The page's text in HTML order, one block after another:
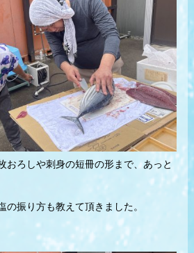
おろしや刺身の短冊の形まで、あっと
の振り方も教えて頂きました。